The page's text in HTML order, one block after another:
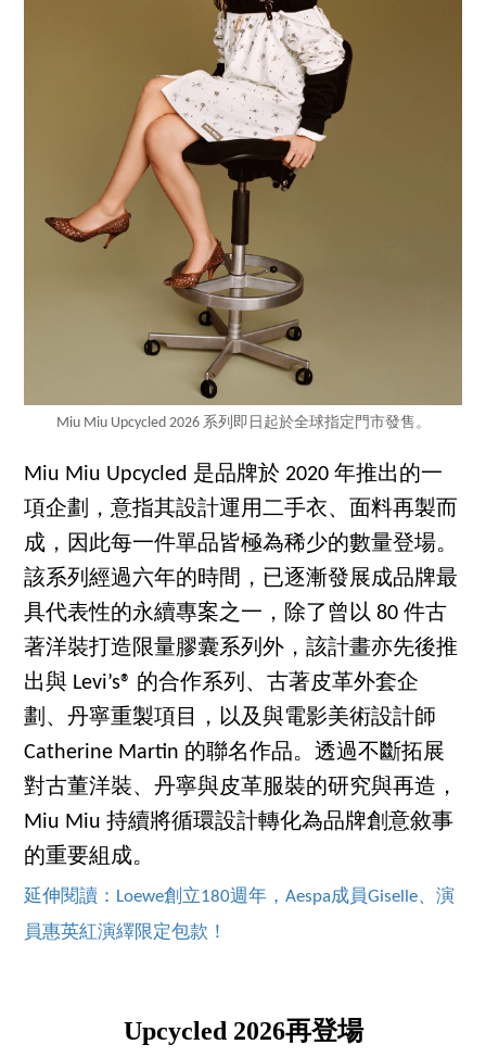
Miu Miu Upcycled 2026 系列即日起於全球指定門市發售。
Miu Miu Upcycled 是品牌於 2020 年推出的一
項企劃，意指其設計運用二手衣、面料再製而
成，因此每一件單品皆極為稀少的數量登場。
該系列經過六年的時間，已逐漸發展成品牌最
具代表性的永續專案之一，除了曾以 80 件古
著洋裝打造限量膠囊系列外，該計畫亦先後推
出與 Levi’s® 的合作系列、古著皮革外套企
劃、丹寧重製項目，以及與電影美術設計師
Catherine Martin 的聯名作品。透過不斷拓展
對古董洋裝、丹寧與皮革服裝的研究與再造，
Miu Miu 持續將循環設計轉化為品牌創意敘事
的重要組成。
延伸閱讀：Loewe創立180週年，Aespa成員Giselle、演
員惠英紅演繹限定包款！
Upcycled 2026再登場